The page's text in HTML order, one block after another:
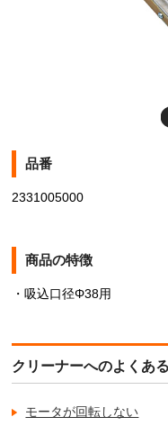
品番
2331005000
商品の特徴
・吸込口径Φ38用
クリーナーへのよくあ
モータが回転しない